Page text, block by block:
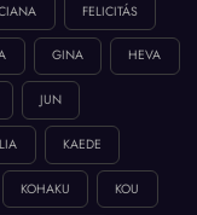
FELICITÁS
GINA HEVA
JUN
KAEDE
KOHAKU KOU